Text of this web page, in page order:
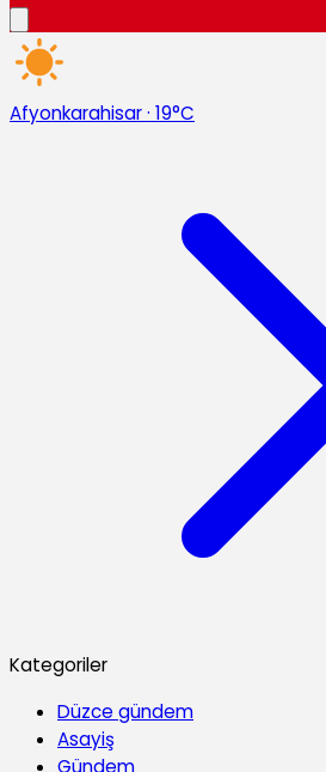
Afyonkarahisar· 19°C
Kategoriler
Düzce gündem
Asayiş
Gündem